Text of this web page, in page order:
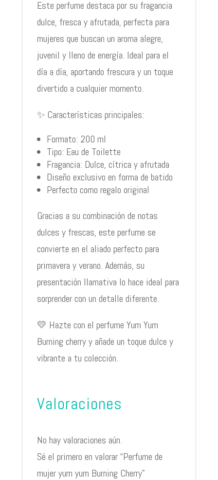
Este perfume destaca por su fragancia
dulce, fresca y afrutada, perfecta para
mujeres que buscan un aroma alegre,
juvenil y lleno de energía. Ideal para el
día a día, aportando frescura y un toque
divertido a cualquier momento.
✨ Características principales:
Formato: 200 ml
Tipo: Eau de Toilette
Fragancia: Dulce, cítrica y afrutada
Diseño exclusivo en forma de batido
Perfecto como regalo original
Gracias a su combinación de notas
dulces y frescas, este perfume se
convierte en el aliado perfecto para
primavera y verano. Además, su
presentación llamativa lo hace ideal para
sorprender con un detalle diferente.
💛 Hazte con el perfume Yum Yum
Burning cherry y añade un toque dulce y
vibrante a tu colección.
Valoraciones
No hay valoraciones aún.
Sé el primero en valorar “Perfume de
mujer yum yum Burning Cherry”